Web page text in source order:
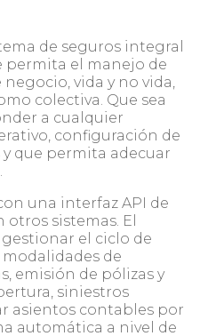
de seguros integral
permita el manejo de
vida y no vida,
colectiva. Que sea
a cualquier
configuración de
que permita adecuar
una interfaz API de
sistemas. El
el ciclo de
de
emisión de pólizas y
siniestros
asientos contables por
automática a nivel de